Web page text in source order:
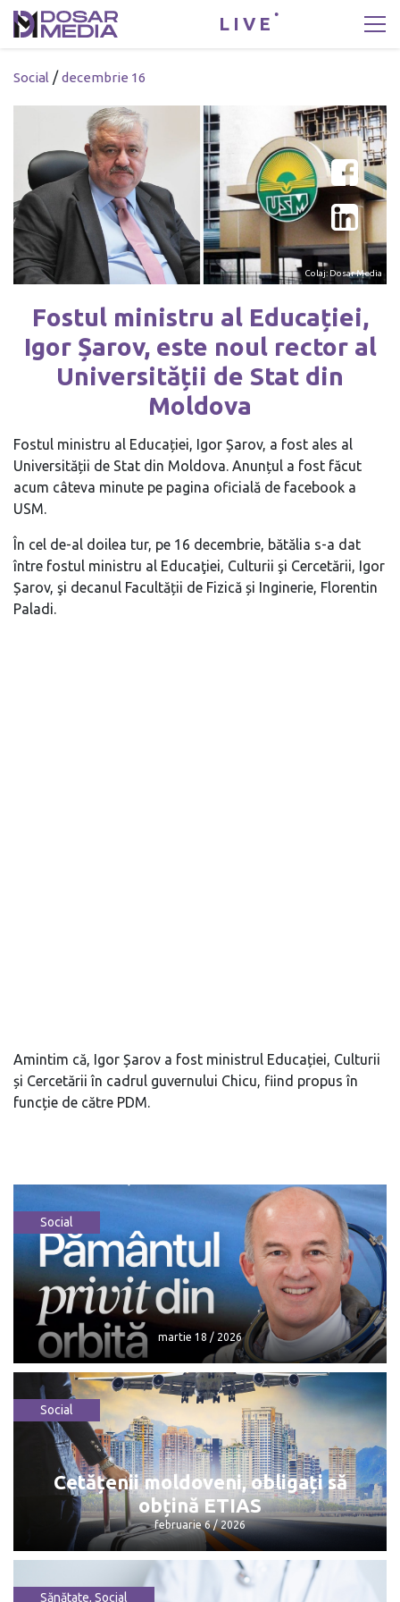
LIVE
Social /decembrie 16
Colaj: Dosar Media
Fostul ministru al Educației,
Igor Șarov, este noul rector al
Universității de Stat din
Moldova
Fostul ministru al Educației, Igor Șarov, a fost ales al
Universității de Stat din Moldova. Anunțul a fost făcut
acum câteva minute pe pagina oficială de facebook a
USM.
În cel de-al doilea tur, pe 16 decembrie, bătălia s-a dat
între fostul ministru al Educaţiei, Culturii şi Cercetării, Igor
Șarov, şi decanul Facultății de Fizică și Inginerie, Florentin
Paladi.
Amintim că, Igor Șarov a fost ministrul Educației, Culturii
și Cercetării în cadrul guvernului Chicu, fiind propus în
funcție de către PDM.
Social
martie 18 / 2026
martie 18 / 2026
Social
Cetățenii moldoveni, obligați să
obțină ETIAS
februarie 6 / 2026
Sănătate, Social